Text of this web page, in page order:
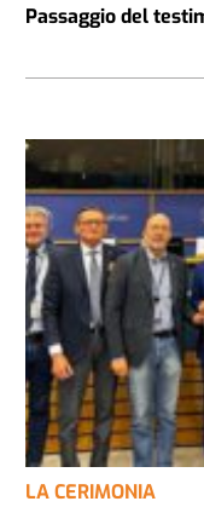
Passaggio del
LA CERIMONIA